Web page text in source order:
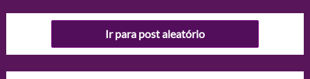
Ir para post aleatório